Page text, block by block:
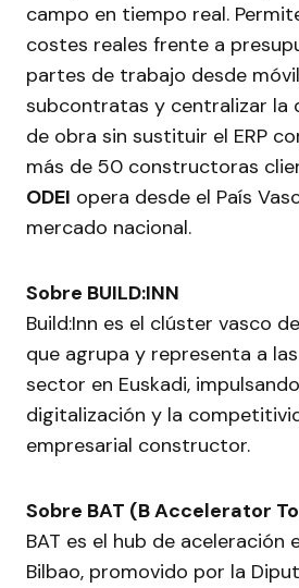
campo en tiempo real.
costes reales frente a
partes de trabajo desde
subcontratas y centralizar la
de obra sin sustituir el ERP
más de 50 constructoras
ODEI opera desde el País
mercado nacional.
Sobre BUILD:INN
Build:Inn es el clúster vasco
que agrupa y representa a
sector en Euskadi,
digitalización y la
empresarial constructor.
Sobre BAT (B Accelerator
BAT es el hub de aceleración
Bilbao, promovido por la